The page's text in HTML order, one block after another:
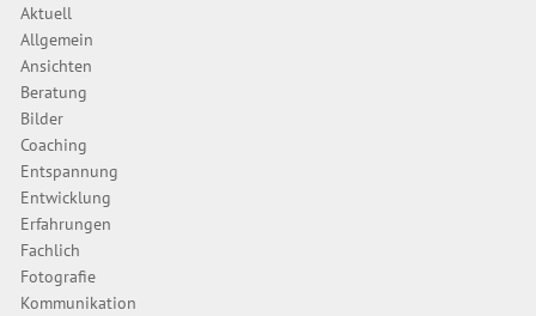
Aktuell
Allgemein
Ansichten
Beratung
Bilder
Coaching
Entspannung
Entwicklung
Erfahrungen
Fachlich
Fotografie
Kommunikation